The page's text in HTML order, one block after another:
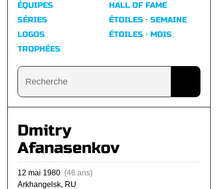
ÉQUIPES
SÉRIES
LOGOS
TROPHÉES
HALL OF FAME
ÉTOILES · SEMAINE
ÉTOILES · MOIS
Dmitry
Afanasenkov
12 mai 1980 (46 ans)
Arkhangelsk, RU